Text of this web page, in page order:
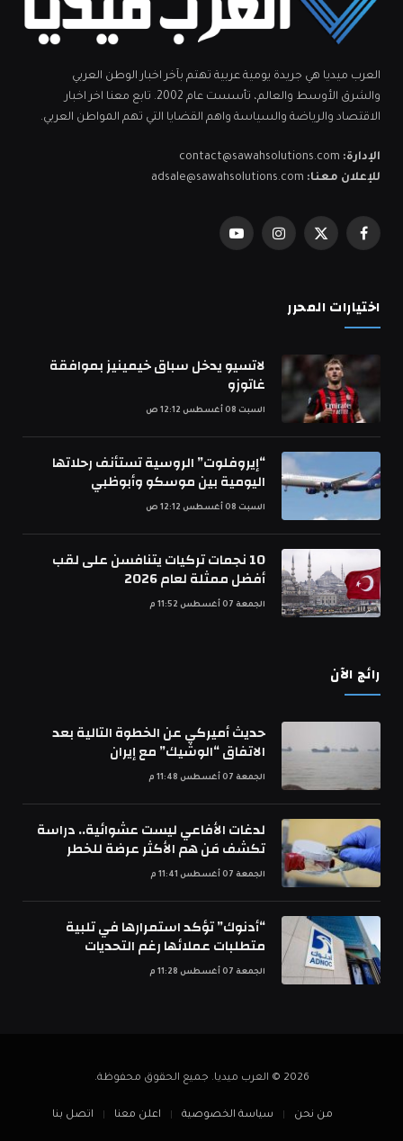
العرب ميديا هي جريدة يومية عربية تهتم بآخر اخبار الوطن العربي
والشرق الأوسط والعالم، تأسست عام 2002. تابع معنا اخر اخبار
الاقتصاد والرياضة والسياسة واهم القضايا التي تهم المواطن العربي.
الإدارة: contact@sawahsolutions.com
للإعلان معنا: adsale@sawahsolutions.com
فيسبوكX
الانستغراميوتيوب
اختيارات المحرر
لاتسيو يدخل سباق خيمينيز بموافقة
غاتوزو
السبت 08 أغسطس 12:12 ص
“إيروفلوت” الروسية تستأنف رحلاتها
اليومية بين موسكو وأبوظبي
السبت 08 أغسطس 12:12 ص
10 نجمات تركيات يتنافسن على لقب
أفضل ممثلة لعام 2026
الجمعة 07 أغسطس 11:52 م
رائج الآن
حديث أميركي عن الخطوة التالية بعد
الاتفاق “الوشيك” مع إيران
الجمعة 07 أغسطس 11:48 م
لدغات الأفاعي ليست عشوائية.. دراسة
تكشف مَن هم الأكثر عرضة للخطر
الجمعة 07 أغسطس 11:41 م
“أدنوك” تؤكد استمرارها في تلبية
متطلبات عملائها رغم التحديات
الجمعة 07 أغسطس 11:28 م
2026 © العرب ميديا. جميع الحقوق محفوظة.
من نحن سياسة الخصوصية اعلن معنا اتصل بنا